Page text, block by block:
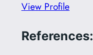
View Profile
References: